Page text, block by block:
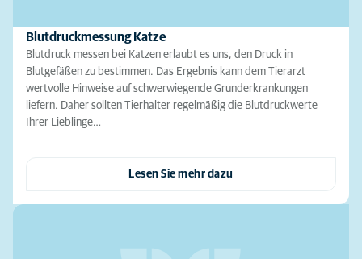
Blutdruckmessung Katze
Blutdruck messen bei Katzen erlaubt es uns, den Druck in
Blutgefäßen zu bestimmen. Das Ergebnis kann dem Tierarzt
wertvolle Hinweise auf schwerwiegende Grunderkrankungen
liefern. Daher sollten Tierhalter regelmäßig die Blutdruckwerte
Ihrer Lieblinge…
Lesen Sie mehr dazu